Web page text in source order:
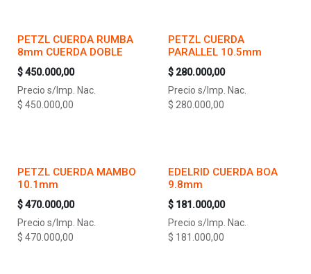
PETZL CUERDA RUMBA
8mm CUERDA DOBLE
$450.000,00
Precio s/Imp. Nac.
$ 450.000,00
PETZL CUERDA
PARALLEL 10.5mm
$ 280.000,00
Precio s/Imp. Nac.
$ 280.000,00
PETZL CUERDA MAMBO
10.1mm
$470.000,00
Precio s/Imp. Nac.
$ 470.000,00
EDELRID CUERDA BOA
9.8mm
$ 181.000,00
Precio s/Imp. Nac.
$ 181.000,00